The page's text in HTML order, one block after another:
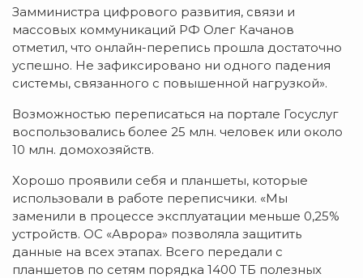
Замминистра цифрового развития, связи и
массовых коммуникаций РФ Олег Качанов
отметил, что онлайн-перепись прошла достаточно
успешно. Не зафиксировано ни одного падения
системы, связанного с повышенной нагрузкой».
Возможностью переписаться на портале Госуслуг
воспользовались более 25 млн. человек или около
10 млн. домохозяйств.
Хорошо проявили себя и планшеты, которые
использовали в работе переписчики. «Мы
заменили в процессе эксплуатации меньше 0,25%
устройств. ОС «Аврора» позволяла защитить
данные на всех этапах. Всего передали с
планшетов по сетям порядка 1400 ТБ полезных